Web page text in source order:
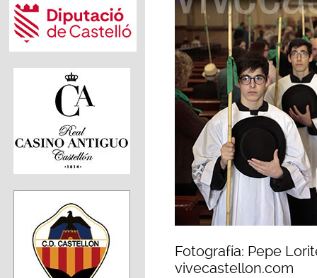
Fotografía: Pepe
vivecastellon.com